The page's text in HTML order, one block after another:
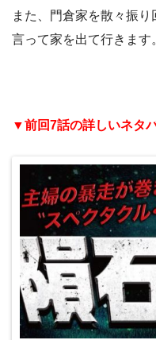
また、門倉家を散々振
言って家を出て行きます
▼前回7話の詳しいネタ